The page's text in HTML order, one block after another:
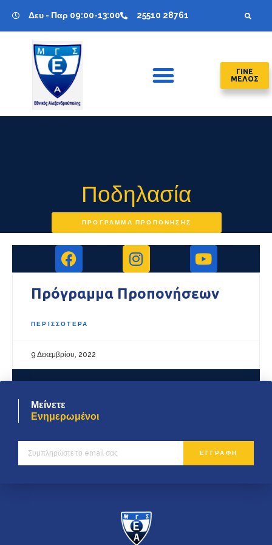
Δευ - Παρ 09:00-13:00 25510 28761
ΓΙΝΕ
ΜΕΛΟΣ
Ποδηλασία
ΠΡΟΓΡΑΜΜΑ ΠΡΟΠΟΝΗΣΗΣ
Πρόγραμμα Προπονήσεων
ΠΕΡΙΣΣΟΤΕΡΑ
9 Δεκεμβρίου, 2022
Μείνετε
Ενημερωμένοι
ΕΓΓΡΑΦΗ